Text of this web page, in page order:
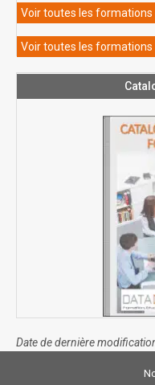
Voir toutes les formations
Voir toutes les formations
Date de dernière